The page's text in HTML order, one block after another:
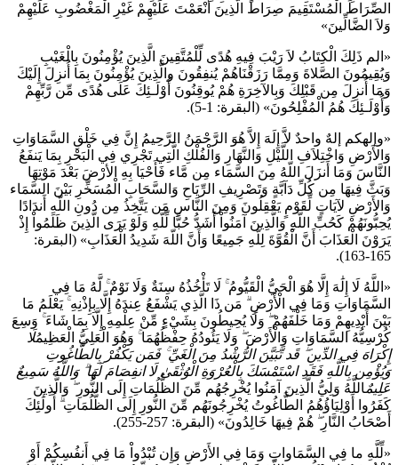
الصِّرَاطَ الْمُسْتَقِيمَ صِرَاطَ الَّذِينَ أَنْعَمْتَ عَلَيْهِمْ غَيْرِ الْمَغْضُوبِ عَلَيْهِمْ
وَلاَ الضَّالِّينَ»
«الم ذَلِكَ الْكِتَابُ لاَ رَيْبَ فِيهِ هُدًى لِّلْمُتَّقِينَ الَّذِينَ يُؤْمِنُونَ بِالْغَيْبِ
وَيُقِيمُونَ الصَّلاةَ وَمِمَّا رَزَقْنَاهُمْ يُنفِقُونَ والَّذِينَ يُؤْمِنُونَ بِمَا أُنزِلَ إِلَيْكَ
وَمَا أُنزِلَ مِن قَبْلِكَ وَبِالآخِرَةِ هُمْ يُوقِنُونَ أُوْلَـئِكَ عَلَى هُدًى مِّن رَّبِّهِمْ
وَأُوْلَـئِكَ هُمُ الْمُفْلِحُونَ» (البقرة: 1-5).
«وإلهكم إلهٌ واحدٌ لاَّ إِلَهَ إِلاَّ هُوَ الرَّحْمَنُ الرَّحِيمُ إِنَّ فِي خَلْقِ السَّمَاوَاتِ
وَالأَرْضِ وَاخْتِلاَفِ اللَّيْلِ وَالنَّهَارِ وَالْفُلْكِ الَّتِي تَجْرِي فِي الْبَحْرِ بِمَا يَنفَعُ
النَّاسَ وَمَا أَنزَلَ اللّهُ مِنَ السَّمَاء مِن مَّاء فَأَحْيَا بِهِ الأرْضَ بَعْدَ مَوْتِهَا
وَبَثَّ فِيهَا مِن كُلِّ دَآبَّةٍ وَتَصْرِيفِ الرِّيَاحِ وَالسَّحَابِ الْمُسَخِّرِ بَيْنَ السَّمَاء
وَالأَرْضِ لآيَاتٍ لِّقَوْمٍ يَعْقِلُونَ وَمِنَ النَّاسِ مَن يَتَّخِذُ مِن دُونِ اللّهِ أَندَادًا
يُحِبُّونَهُمْ كَحُبِّ اللّهِ وَالَّذِينَ آمَنُواْ أَشَدُّ حُبًّا لِّلّهِ وَلَوْ يَرَى الَّذِينَ ظَلَمُواْ إِذْ
يَرَوْنَ الْعَذَابَ أَنَّ الْقُوَّةَ لِلّهِ جَمِيعًا وَأَنَّ اللّهَ شَدِيدُ الْعَذَابِ» (البقرة:
165-163).
«اللَّهُ لَا إِلَٰهَ إِلَّا هُوَ الْحَيُّ الْقَيُّومُ ۚ لَا تَأْخُذُهُ سِنَةٌ وَلَا نَوْمٌ ۚ لَّهُ مَا فِي
السَّمَاوَاتِ وَمَا فِي الْأَرْضِ ۗ مَن ذَا الَّذِي يَشْفَعُ عِندَهُ إِلَّا بِإِذْنِهِ ۚ يَعْلَمُ مَا
بَيْنَ أَيْدِيهِمْ وَمَا خَلْفَهُمْ ۖ وَلَا يُحِيطُونَ بِشَيْءٍ مِّنْ عِلْمِهِ إِلَّا بِمَا شَاءَ ۚ وَسِعَ
كُرْسِيُّهُ السَّمَاوَاتِ وَالْأَرْضَ ۖ وَلَا يَئُودُهُ حِفْظُهُمَا ۚ وَهُوَ الْعَلِيُّ الْعَظِيمُلَا
إِكْرَاهَ فِي الدِّينِ ۖ قَد تَّبَيَّنَ الرُّشْدُ مِنَ الْغَيِّ ۚ فَمَن يَكْفُرْ بِالطَّاغُوتِ
وَيُؤْمِن بِاللَّهِ فَقَدِ اسْتَمْسَكَ بِالْعُرْوَةِ الْوُثْقَىٰ لَا انفِصَامَ لَهَا ۗ وَاللَّهُ سَمِيعٌ
عَلِيمٌاللَّهُ وَلِيُّ الَّذِينَ آمَنُوا يُخْرِجُهُم مِّنَ الظُّلُمَاتِ إِلَى النُّورِ ۖ وَالَّذِينَ
كَفَرُوا أَوْلِيَاؤُهُمُ الطَّاغُوتُ يُخْرِجُونَهُم مِّنَ النُّورِ إِلَى الظُّلُمَاتِ ۗ أُولَٰئِكَ
أَصْحَابُ النَّارِ ۖ هُمْ فِيهَا خَالِدُونَ» (البقرة: 257-255).
«لِّلَّهِ ما فِي السَّمَاواتِ وَمَا فِي الأَرْضِ وَإِن تُبْدُواْ مَا فِي أَنفُسِكُمْ أَوْ